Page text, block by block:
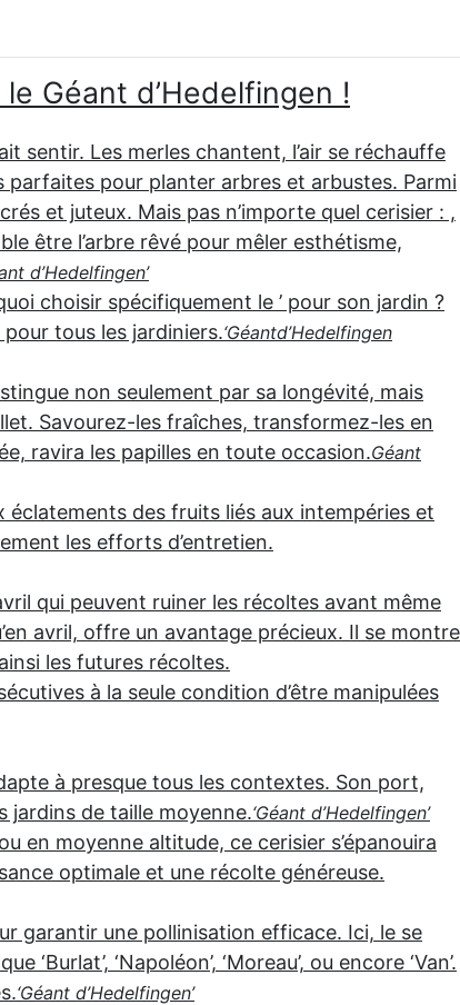
Géant d’Hedelfingen !
sentir. Les merles chantent, l’air se réchauffe
pour planter arbres et arbustes. Parmi
et juteux. Mais pas n’importe quel cerisier : ,
être l’arbre rêvé pour mêler esthétisme,
d’Hedelfingen’
choisir spécifiquement le ’ pour son jardin ?
tous les jardiniers.‘Géantd’Hedelfingen
non seulement par sa longévité, mais
Savourez-les fraîches, transformez-les en
ravira les papilles en toute occasion.Géant
éclatements des fruits liés aux intempéries et
les efforts d’entretien.
qui peuvent ruiner les récoltes avant même
avril, offre un avantage précieux. Il se montre
les futures récoltes.
à la seule condition d’être manipulées
à presque tous les contextes. Son port,
jardins de taille moyenne.‘Géant d’Hedelfingen’
en moyenne altitude, ce cerisier s’épanouira
optimale et une récolte généreuse.
garantir une pollinisation efficace. Ici, le se
‘Napoléon’, ‘Moreau’, ou encore ‘Van’.
‘Géant d’Hedelfingen’